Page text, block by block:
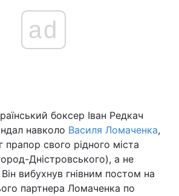
ad
боксер Іван Редкач
навколо Василя Ломаченка,
прапор свого рідного міста
Дністровського), а не
вибухнув гнівним постом на
партнера Ломаченка по